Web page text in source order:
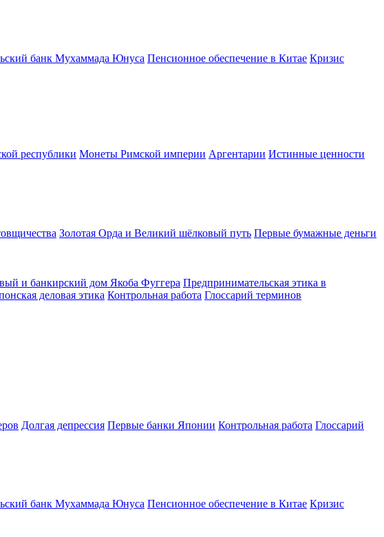
банк Мухаммада Юнуса Пенсионное обеспечение в Китае Кризис
республики Монеты Римской империи Аргентарии Истинные ценности
Золотая Орда и Великий шёлковый путь Первые бумажные деньги
и банкирский дом Якоба Фуггера Предпринимательская этика в
деловая этика Контрольная работа Глоссарий терминов
Долгая депрессия Первые банки Японии Контрольная работа Глоссарий
банк Мухаммада Юнуса Пенсионное обеспечение в Китае Кризис